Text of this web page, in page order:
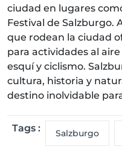
ciudad en lugares
Festival de Salzburgo.
que rodean la ciudad
para actividades al
esquí y ciclismo.
cultura, historia y
destino inolvidable
Tags : Salzburgo